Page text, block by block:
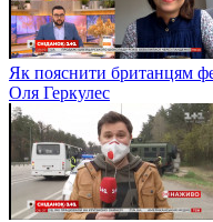
Як пояснити британцям
Оля Геркулес